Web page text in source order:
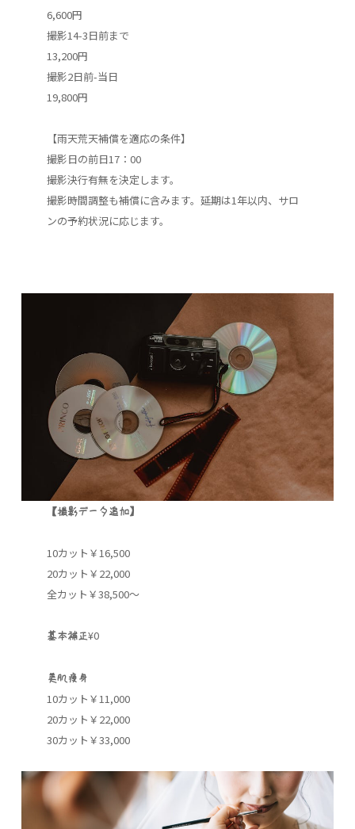
6,600円
撮影14-3日前まで
13,200円
撮影2日前-当日
19,800円
【雨天荒天補償を適応の条件】
撮影日の前日17：00
撮影決行有無を決定します。
撮影時間調整も補償に含みます。延期は1年以内、サロ
ンの予約状況に応じます。
【撮影データ追加】
10カット￥16,500
20カット￥22,000
全カット￥38,500～
基本補正¥0
美肌痩身
10カット￥11,000
20カット￥22,000
30カット￥33,000